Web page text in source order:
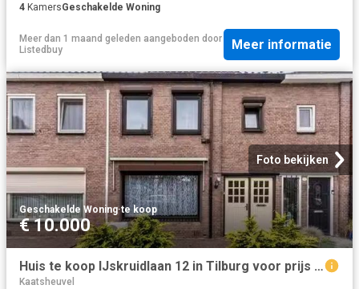
4 KamersGeschakelde Woning
Meer dan 1 maand geleden aangeboden door
Listedbuy
Meer informatie
Foto bekijken
Geschakelde Woning·te koop
€ 10.000
Huis te koop IJskruidlaan 12 in Tilburg voor prijs op aanvraag
Kaatsheuvel